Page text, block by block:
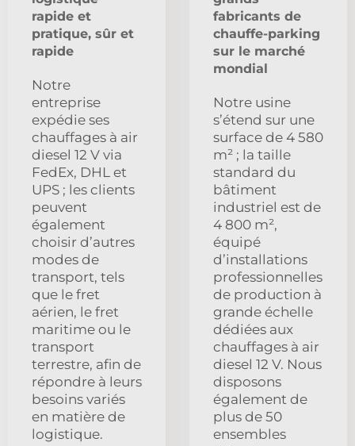
rapide et
pratique, sûr et
rapide
Notre
entreprise
expédie ses
chauffages à air
diesel 12 V via
FedEx, DHL et
UPS ; les clients
peuvent
également
choisir d’autres
modes de
transport, tels
que le fret
aérien, le fret
maritime ou le
transport
terrestre, afin de
répondre à leurs
besoins variés
en matière de
logistique.
fabricants de
chauffe-parking
sur le marché
mondial
Notre usine
s’étend sur une
surface de 4 580
m² ; la taille
standard du
bâtiment
industriel est de
4 800 m²,
équipé
d’installations
professionnelles
de production à
grande échelle
dédiées aux
chauffages à air
diesel 12 V. Nous
disposons
également de
plus de 50
ensembles